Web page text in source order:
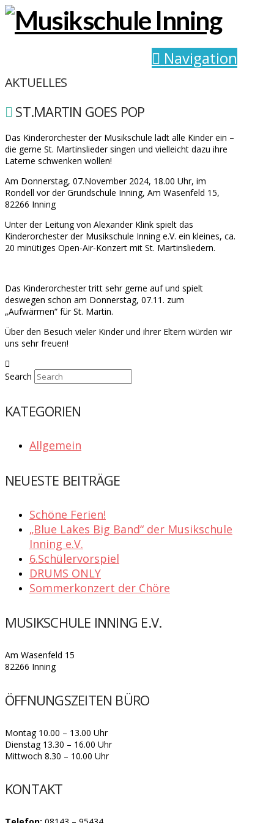
Navigation
AKTUELLES
ST.MARTIN GOES POP
Das Kinderorchester der Musikschule lädt alle Kinder ein –
die gerne St. Martinslieder singen und vielleicht dazu ihre
Laterne schwenken wollen!
Am Donnerstag, 07.November 2024, 18.00 Uhr, im
Rondell vor der Grundschule Inning, Am Wasenfeld 15,
82266 Inning
Unter der Leitung von Alexander Klink spielt das
Kinderorchester der Musikschule Inning e.V. ein kleines, ca.
20 minütiges Open-Air-Konzert mit St. Martinsliedern.
Das Kinderorchester tritt sehr gerne auf und spielt
deswegen schon am Donnerstag, 07.11. zum
„Aufwärmen“ für St. Martin.
Über den Besuch vieler Kinder und ihrer Eltern würden wir
uns sehr freuen!
Search
KATEGORIEN
Allgemein
NEUESTE BEITRÄGE
Schöne Ferien!
„Blue Lakes Big Band“ der Musikschule
Inning e.V.
6.Schülervorspiel
DRUMS ONLY
Sommerkonzert der Chöre
MUSIKSCHULE INNING E.V.
Am Wasenfeld 15
82266 Inning
ÖFFNUNGSZEITEN BÜRO
Montag 10.00 – 13.00 Uhr
Dienstag 13.30 – 16.00 Uhr
Mittwoch 8.30 – 10.00 Uhr
KONTAKT